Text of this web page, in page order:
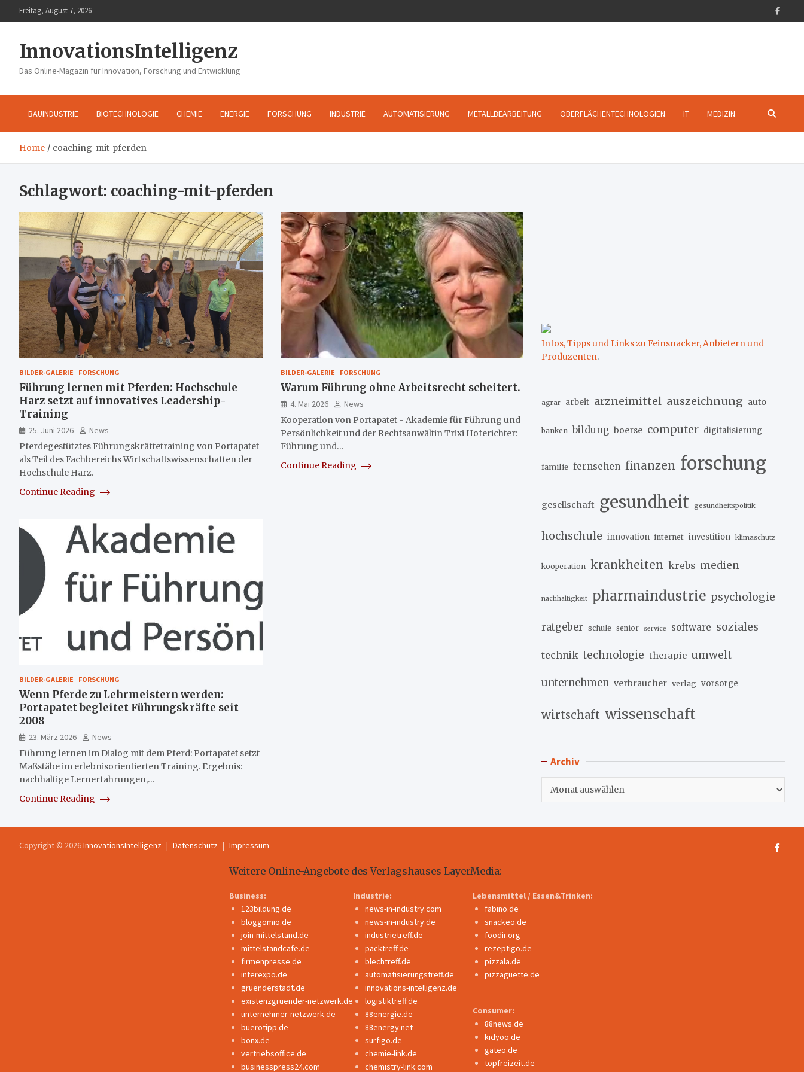
to
Freitag, August 7, 2026
InnovationsIntelligenz
Das Online-Magazin für Innovation, Forschung und Entwicklung
BAUINDUSTRIE BIOTECHNOLOGIE CHEMIE ENERGIE FORSCHUNG INDUSTRIE AUTOMATISIERUNG METALLBEARBEITUNG OBERFLÄCHENTECHNOLOGIEN IT MEDIZIN
Home coaching-mit-pferden
Schlagwort: coaching-mit-pferden
BILDER-GALERIE FORSCHUNG
Führung lernen mit Pferden: Hochschule
Harz setzt auf innovatives Leadership-
Training
25. Juni 2026
News
Pferdegestütztes Führungskräftetraining von Portapatet
als Teil des Fachbereichs Wirtschaftswissenschaften der
Hochschule Harz.
Continue Reading
BILDER-GALERIE FORSCHUNG
Warum Führung ohne Arbeitsrecht scheitert.
4. Mai 2026
News
Kooperation von Portapatet - Akademie für Führung und
Persönlichkeit und der Rechtsanwältin Trixi Hoferichter:
Führung und…
Continue Reading
BILDER-GALERIE FORSCHUNG
Wenn Pferde zu Lehrmeistern werden:
Portapatet begleitet Führungskräfte seit
2008
23. März 2026
News
Führung lernen im Dialog mit dem Pferd: Portapatet setzt
Maßstäbe im erlebnisorientierten Training. Ergebnis:
nachhaltige Lernerfahrungen,…
Continue Reading
Infos, Tipps und Links zu Feinsnacker, Anbietern und
Produzenten.
agrar arbeit arzneimittel auszeichnung auto
banken bildung boerse computer digitalisierung
familie fernsehen finanzen forschung
gesellschaft gesundheit gesundheitspolitik
hochschule innovation internet investition klimaschutz
kooperation krankheiten krebs medien
nachhaltigkeit pharmaindustrie psychologie
ratgeber schule senior service software soziales
technik technologie therapie umwelt
unternehmen verbraucher verlag vorsorge
wirtschaft wissenschaft
Archiv
Copyright © 2026InnovationsIntelligenz Datenschutz Impressum
Weitere Online-Angebote des Verlagshauses LayerMedia:
Business:
123bildung.de
bloggomio.de
join-mittelstand.de
mittelstandcafe.de
firmenpresse.de
interexpo.de
gruenderstadt.de
existenzgruender-netzwerk.de
unternehmer-netzwerk.de
buerotipp.de
bonx.de
vertriebsoffice.de
businesspress24.com
Industrie:
news-in-industry.com
news-in-industry.de
industrietreff.de
packtreff.de
blechtreff.de
automatisierungstreff.de
innovations-intelligenz.de
logistiktreff.de
88energie.de
88energy.net
surfigo.de
chemie-link.de
chemistry-link.com
Lebensmittel / Essen&Trinken:
fabino.de
snackeo.de
foodir.org
rezeptigo.de
pizzala.de
pizzaguette.de
Consumer:
88news.de
kidyoo.de
gateo.de
topfreizeit.de